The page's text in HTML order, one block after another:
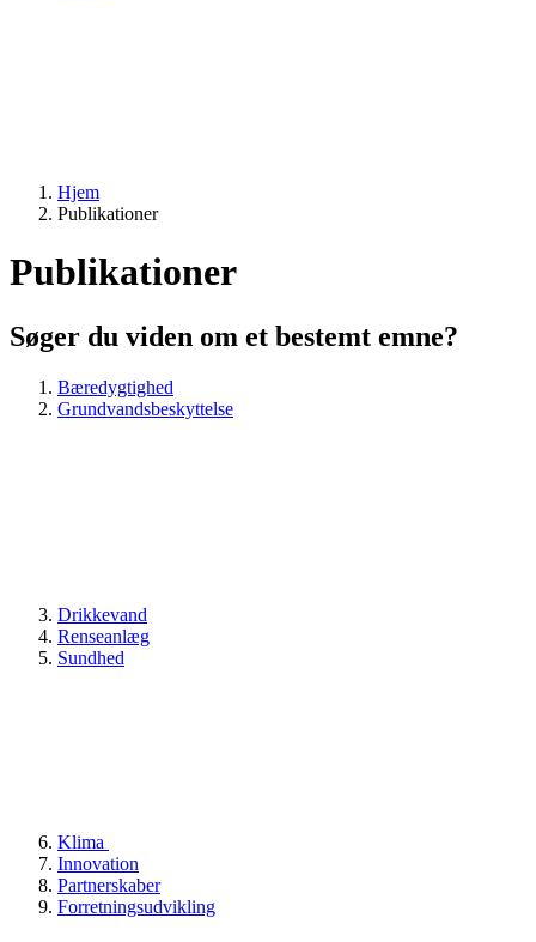
Hjem
Publikationer
Publikationer
Søger du viden om et bestemt emne?
Bæredygtighed
Grundvandsbeskyttelse
Drikkevand
Renseanlæg
Sundhed
Klima
Innovation
Partnerskaber
Forretningsudvikling